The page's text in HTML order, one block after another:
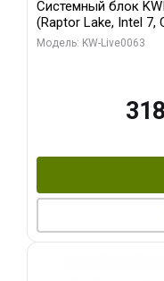
Системный блок
(Raptor Lake, Intel
RTX5080 VENTUS 3X
Модель: KW-Live0063